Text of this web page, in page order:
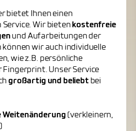
bietet Ihnen einen
Wir bieten kostenfreie
und Aufarbeitungen der
können wir auch individuelle
wie z.B. persönliche
Unser Service
großartig und beliebtbei
Weitenänderung (verkleinern,